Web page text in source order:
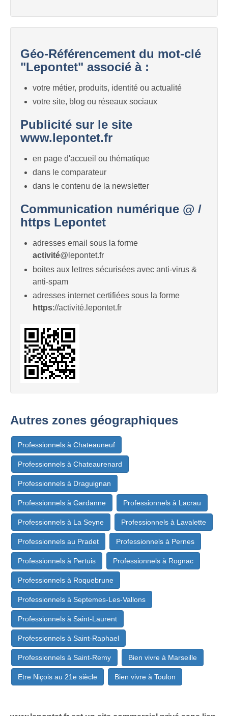
Géo-Référencement du mot-clé
"Lepontet" associé à :
votre métier, produits, identité ou actualité
votre site, blog ou réseaux sociaux
Publicité sur le site
www.lepontet.fr
en page d'accueil ou thématique
dans le comparateur
dans le contenu de la newsletter
Communication numérique @ /
https Lepontet
adresses email sous la forme
activité@lepontet.fr
boites aux lettres sécurisées avec anti-virus &
anti-spam
adresses internet certifiées sous la forme
https://activité.lepontet.fr
Autres zones géographiques
Professionnels à Chateauneuf
Professionnels à Chateaurenard
Professionnels à Draguignan
Professionnels à Gardanne Professionnels à Lacrau
Professionnels à La Seyne Professionnels à Lavalette
Professionnels au Pradet Professionnels à Pernes
Professionnels à Pertuis Professionnels à Rognac
Professionnels à Roquebrune
Professionnels à Septemes-Les-Vallons
Professionnels à Saint-Laurent
Professionnels à Saint-Raphael
Professionnels à Saint-Remy Bien vivre à Marseille
Etre Niçois au 21e siècle Bien vivre à Toulon